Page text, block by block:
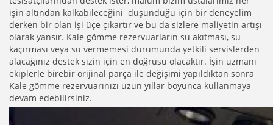
işin altından kalkabileceğini düşündüğü için bir deneyelim
derken bir olan işi üçe çıkartır ve bu da sizlere maliyetin artışı
olarak yansır. Kale gömme rezervuarların su akıtması, su
kaçırması veya su vermemesi durumunda yetkili servislerden
alacağınız destek sizin için en doğrusu olacaktır. İşin uzmanı
ekiplerle birebir orijinal parça ile değişimi yapıldıktan sonra
Kale gömme rezervuarınızı uzun yıllar boyunca kullanmaya
devam edebilirsiniz.